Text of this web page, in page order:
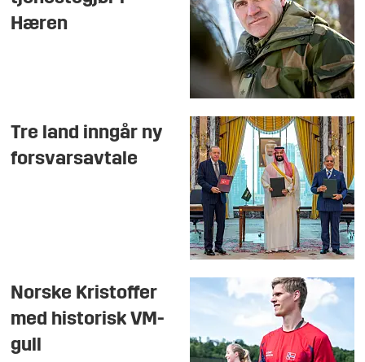
Hæren
Tre land inngår ny
forsvarsavtale
Norske Kristoffer
med historisk VM-
gull